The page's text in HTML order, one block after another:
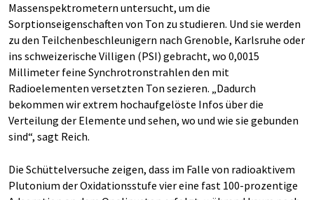
Massenspektrometern untersucht, um die
Sorptionseigenschaften von Ton zu studieren. Und sie werden
zu den Teilchenbeschleunigern nach Grenoble, Karlsruhe oder
ins schweizerische Villigen (PSI) gebracht, wo 0,0015
Millimeter feine Synchrotronstrahlen den mit
Radioelementen versetzten Ton sezieren. „Dadurch
bekommen wir extrem hochaufgelöste Infos über die
Verteilung der Elemente und sehen, wo und wie sie gebunden
sind“, sagt Reich.
Die Schüttelversuche zeigen, dass im Falle von radioaktivem
Plutonium der Oxidationsstufe vier eine fast 100-prozentige